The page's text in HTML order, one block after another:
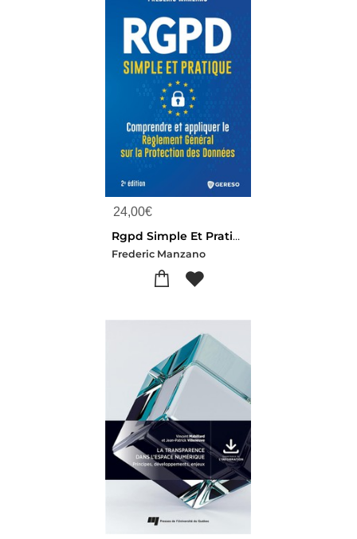
24,00€
Rgpd Simple Et Pratique : Comprendre Et Appliquer Le Reglement General Sur La Protection Des Donnees (2e Edition)
Frederic Manzano